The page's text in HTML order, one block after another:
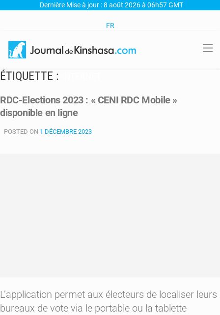
Dernière Mise à jour : 8 août 2026 à 06h57 GMT
FR
ÉTIQUETTE :
RDC-Elections 2023 : « CENI RDC Mobile »
disponible en ligne
POSTED ON 1 DÉCEMBRE 2023
L’application permet aux électeurs de localiser leurs
bureaux de vote via le portable ou la tablette